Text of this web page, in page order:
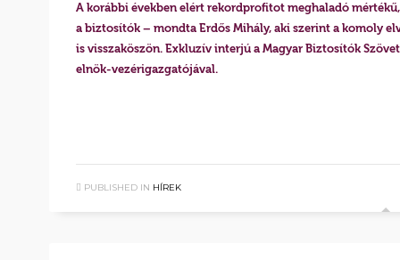
A korábbi években elért rekordprofitot meghaladó
a biztosítók – mondta Erdős Mihály, aki szerint a komoly
is visszaköszön. Exkluzív interjú a Magyar Biztosítók
elnök-vezérigazgatójával.
PUBLISHED IN HÍREK